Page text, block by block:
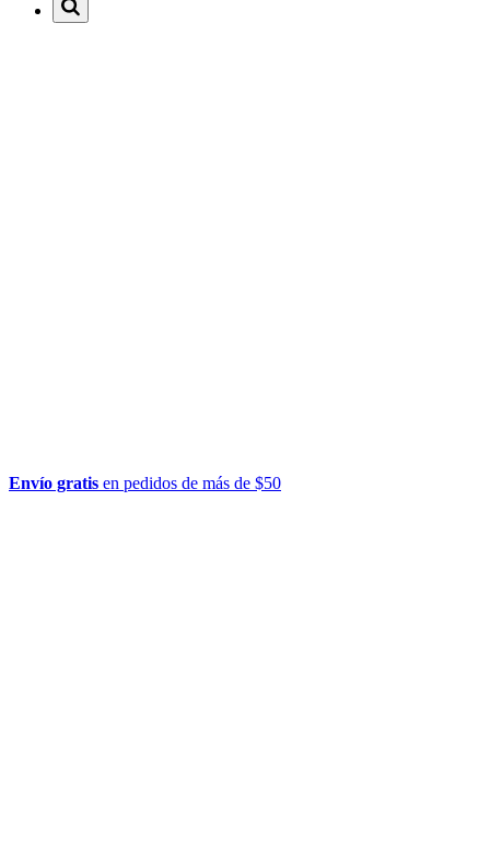
Envío gratis en pedidos de más de $50